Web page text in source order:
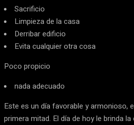
Sacrificio
Limpieza de la casa
Derribar edificio
Evita cualquier otra cosa
Poco propicio
nada adecuado
Este es un día favorable y armonioso,
primera mitad. El día de hoy le brinda